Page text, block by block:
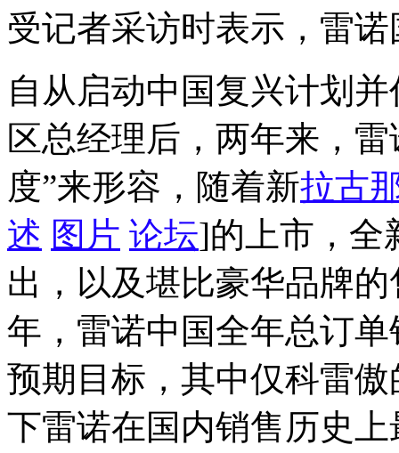
受记者采访时表示，雷
自从启动中国复兴计划
区总经理后，两年来，
度”来形容，随着新拉古
述 图片 论坛]的上市，全
出，以及堪比豪华品牌
年，雷诺中国全年总订
预期目标，其中仅科雷
下雷诺在国内销售历史